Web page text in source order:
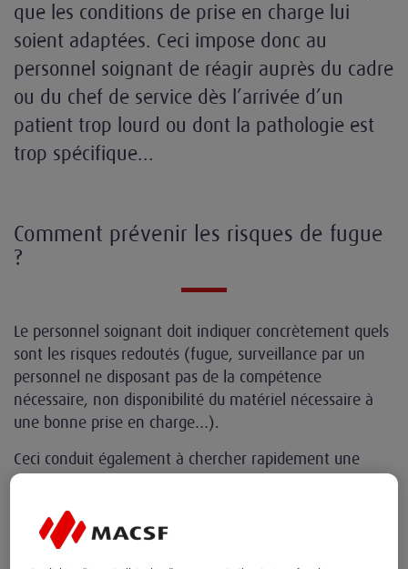
que les conditions de prise en charge lui
soient adaptées. Ceci impose donc au
personnel soignant de réagir auprès du cadre
ou du chef de service dès l’arrivée d’un
patient trop lourd ou dont la pathologie est
trop spécifique...
Comment prévenir les risques de fugue
?
Le personnel soignant doit indiquer concrètement quels
sont les risques redoutés (fugue, surveillance par un
personnel ne disposant pas de la compétence
nécessaire, non disponibilité du matériel nécessaire à
une bonne prise en charge…).
Ceci conduit également à chercher rapidement une
place dans un service adéquat (en gardant une trace
du patient) tout en assurant une prise en charge
temporaire correcte.